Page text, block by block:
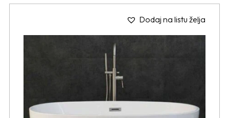
Dodaj na listu želja